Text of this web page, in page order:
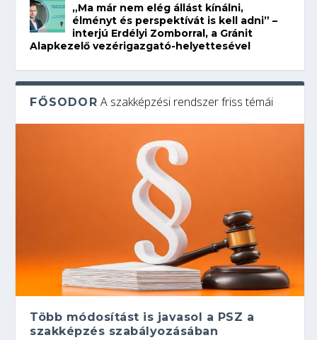
„Ma már nem elég állást kínálni,
élményt és perspektívát is kell adni” –
interjú Erdélyi Zomborral, a Gránit
Alapkezelő vezérigazgató-helyettesével
FŐSODOR A szakképzési rendszer friss témái
Több módosítást is javasol a PSZ a
szakképzés szabályozásában